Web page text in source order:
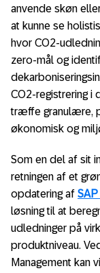
anvende skøn
at kunne se
hvor CO2-
zero-mål og
CO2-registrering i
træffe granulære,
økonomisk og
Som en del af sit
retningen af et
opdatering af
løsning til at
udledninger på
produktniveau.
Management kan